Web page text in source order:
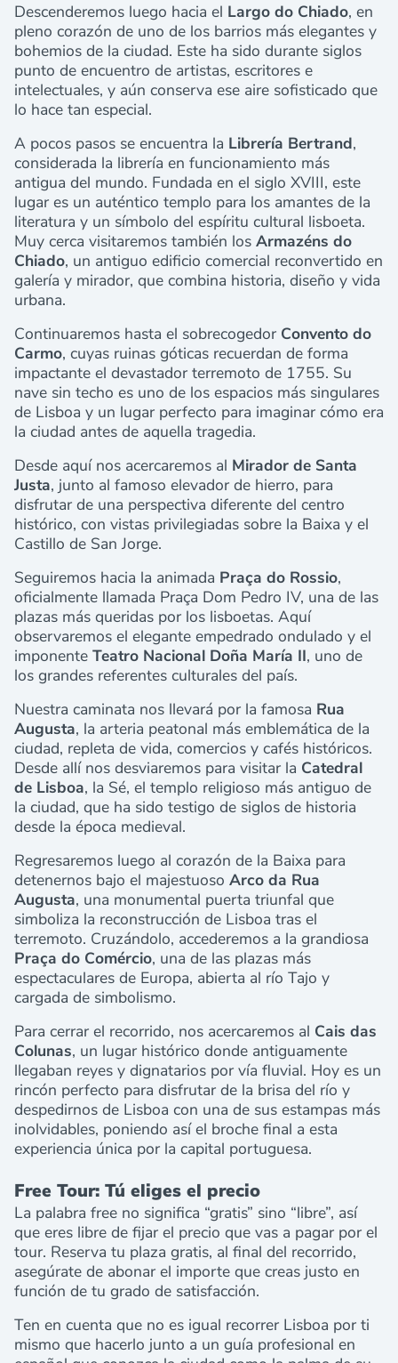
Descenderemos luego hacia el Largo do Chiado, en
pleno corazón de uno de los barrios más elegantes y
bohemios de la ciudad. Este ha sido durante siglos
punto de encuentro de artistas, escritores e
intelectuales, y aún conserva ese aire sofisticado que
lo hace tan especial.
A pocos pasos se encuentra la Librería Bertrand,
considerada la librería en funcionamiento más
antigua del mundo. Fundada en el siglo XVIII, este
lugar es un auténtico templo para los amantes de la
literatura y un símbolo del espíritu cultural lisboeta.
Muy cerca visitaremos también los Armazéns do
Chiado, un antiguo edificio comercial reconvertido en
galería y mirador, que combina historia, diseño y vida
urbana.
Continuaremos hasta el sobrecogedor Convento do
Carmo, cuyas ruinas góticas recuerdan de forma
impactante el devastador terremoto de 1755. Su
nave sin techo es uno de los espacios más singulares
de Lisboa y un lugar perfecto para imaginar cómo era
la ciudad antes de aquella tragedia.
Desde aquí nos acercaremos al Mirador de Santa
Justa, junto al famoso elevador de hierro, para
disfrutar de una perspectiva diferente del centro
histórico, con vistas privilegiadas sobre la Baixa y el
Castillo de San Jorge.
Seguiremos hacia la animada Praça do Rossio,
oficialmente llamada Praça Dom Pedro IV, una de las
plazas más queridas por los lisboetas. Aquí
observaremos el elegante empedrado ondulado y el
imponente Teatro Nacional Doña María II, uno de
los grandes referentes culturales del país.
Nuestra caminata nos llevará por la famosa Rua
Augusta, la arteria peatonal más emblemática de la
ciudad, repleta de vida, comercios y cafés históricos.
Desde allí nos desviaremos para visitar la Catedral
de Lisboa, la Sé, el templo religioso más antiguo de
la ciudad, que ha sido testigo de siglos de historia
desde la época medieval.
Regresaremos luego al corazón de la Baixa para
detenernos bajo el majestuoso Arco da Rua
Augusta, una monumental puerta triunfal que
simboliza la reconstrucción de Lisboa tras el
terremoto. Cruzándolo, accederemos a la grandiosa
Praça do Comércio, una de las plazas más
espectaculares de Europa, abierta al río Tajo y
cargada de simbolismo.
Para cerrar el recorrido, nos acercaremos al Cais das
Colunas, un lugar histórico donde antiguamente
llegaban reyes y dignatarios por vía fluvial. Hoy es un
rincón perfecto para disfrutar de la brisa del río y
despedirnos de Lisboa con una de sus estampas más
inolvidables, poniendo así el broche final a esta
experiencia única por la capital portuguesa.
Free Tour: Tú eliges el precio
La palabra free no significa “gratis” sino “libre”, así
que eres libre de fijar el precio que vas a pagar por el
tour. Reserva tu plaza gratis, al final del recorrido,
asegúrate de abonar el importe que creas justo en
función de tu grado de satisfacción.
Ten en cuenta que no es igual recorrer Lisboa por ti
mismo que hacerlo junto a un guía profesional en